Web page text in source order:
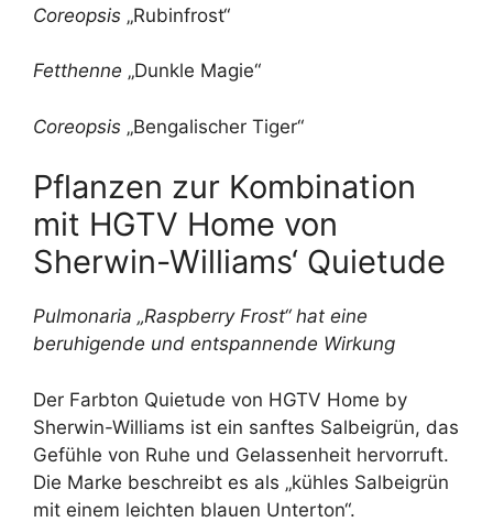
Coreopsis „Rubinfrost“
Fetthenne „Dunkle Magie“
Coreopsis „Bengalischer Tiger“
Pflanzen zur Kombination
mit HGTV Home von
Sherwin-Williams‘ Quietude
Pulmonaria „Raspberry Frost“ hat eine
beruhigende und entspannende Wirkung
Der Farbton Quietude von HGTV Home by
Sherwin-Williams ist ein sanftes Salbeigrün, das
Gefühle von Ruhe und Gelassenheit hervorruft.
Die Marke beschreibt es als „kühles Salbeigrün
mit einem leichten blauen Unterton“.